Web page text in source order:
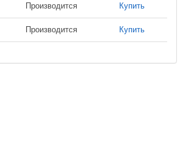
Производится Купить
Производится Купить